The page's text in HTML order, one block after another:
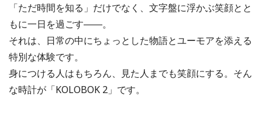
「ただ時間を知る」だけでなく、文字盤に浮かぶ笑顔とと
もに一日を過ごす――。
それは、日常の中にちょっとした物語とユーモアを添える
特別な体験です。
身につける人はもちろん、見た人までも笑顔にする。そん
な時計が「KOLOBOK 2」です。